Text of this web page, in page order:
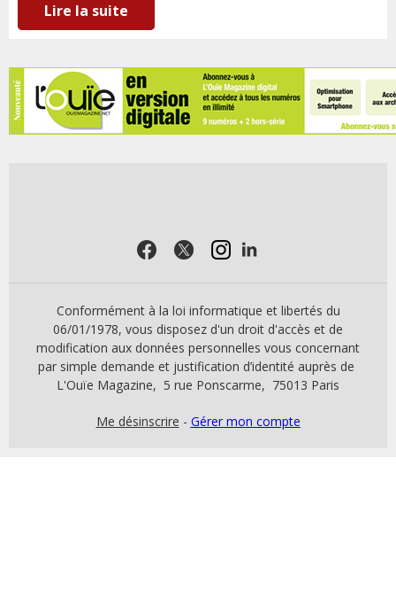
Lire la suite
Conformément à la loi informatique et libertés du
06/01/1978, vous disposez d'un droit d'accès et de
modification aux données personnelles vous concernant
par simple demande et justification d’identité auprès de
L'Ouïe Magazine, 5 rue Ponscarme, 75013 Paris
Me désinscrire - Gérer mon compte